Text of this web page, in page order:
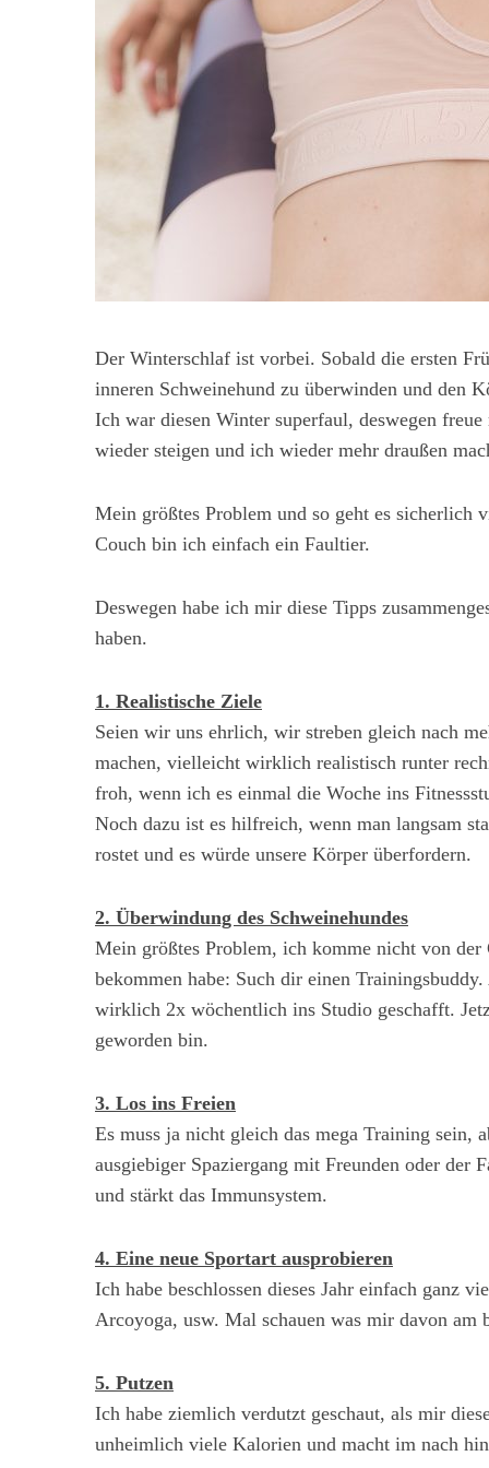
Der Winterschlaf ist vorbei. Sobald die ersten
inneren Schweinehund zu überwinden und den
Ich war diesen Winter superfaul, deswegen
wieder steigen und ich wieder mehr draußen
Mein größtes Problem und so geht es
Couch bin ich einfach ein Faultier.
Deswegen habe ich mir diese Tipps
haben.
1. Realistische Ziele
Seien wir uns ehrlich, wir streben gleich nach
machen, vielleicht wirklich realistisch runter
froh, wenn ich es einmal die Woche ins
Noch dazu ist es hilfreich, wenn man langsam
rostet und es würde unsere Körper überfordern.
2. Überwindung des Schweinehundes
Mein größtes Problem, ich komme nicht von
bekommen habe: Such dir einen
wirklich 2x wöchentlich ins Studio geschafft.
geworden bin.
3. Los ins Freien
Es muss ja nicht gleich das mega Training sein,
ausgiebiger Spaziergang mit Freunden oder der
und stärkt das Immunsystem.
4. Eine neue Sportart ausprobieren
Ich habe beschlossen dieses Jahr einfach ganz
Arcoyoga, usw. Mal schauen was mir davon am
5. Putzen
Ich habe ziemlich verdutzt geschaut, als mir
unheimlich viele Kalorien und macht im nach